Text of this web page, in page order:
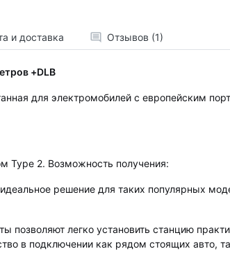
и доставка Отзывов (1)
+DLB
для электромобилей с европейским
Type 2. Возможность получения:
решение для таких популярных
позволяют легко установить станцию
в подключении как рядом стоящих авто,